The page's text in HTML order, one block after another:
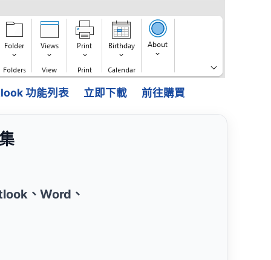
功能列表 立即下載 前往購買
、Word、